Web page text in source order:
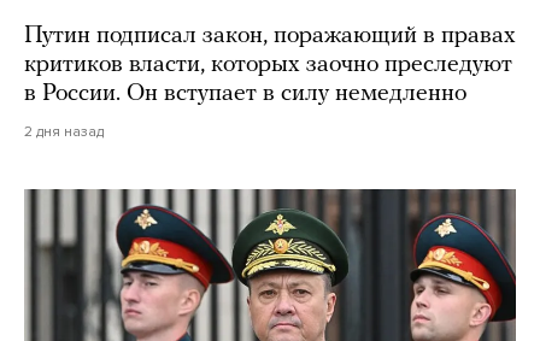
Путин подписал закон, поражающий в правах
критиков власти, которых заочно преследуют
в России. Он вступает в силу немедленно
2 дня назад